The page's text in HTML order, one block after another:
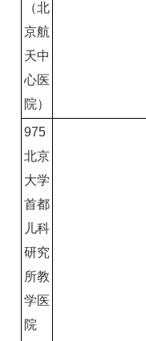
（北
京航
天中
心医
院）
975
北京
大学
首都
儿科
研究
所教
学医
院